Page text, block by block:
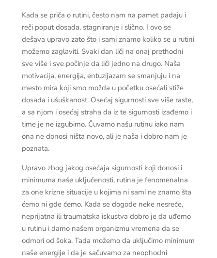
Kada se priča o rutini, često nam na pamet padaju i
reči poput dosada, stagniranje i slično. I ovo se
dešava upravo zato što i sami znamo koliko se u rutini
možemo zaglaviti. Svaki dan liči na onaj prethodni
sve više i sve počinje da liči jedno na drugo. Naša
motivacija, energija, entuzijazam se smanjuju i na
mesto mira koji smo možda u početku osećali stiže
dosada i ušuškanost. Osećaj sigurnosti sve više raste,
a sa njom i osećaj straha da iz te sigurnosti izađemo i
time je ne izgubimo. Čuvamo našu rutinu iako nam
ona ne donosi ništa novo, ali je naša i dobro nam je
poznata.
Upravo zbog jakog osećaja sigurnosti koji donosi i
minimuma naše uključenosti, rutina je fenomenalna
za one krizne situacije u kojima ni sami ne znamo šta
ćemo ni gde ćemo. Kada se dogode neke nesreće,
neprijatna ili traumatska iskustva dobro je da uđemo
u rutinu i damo našem organizmu vremena da se
odmori od šoka. Tada možemo da uključimo minimum
naše energije i da je sačuvamo za neophodni